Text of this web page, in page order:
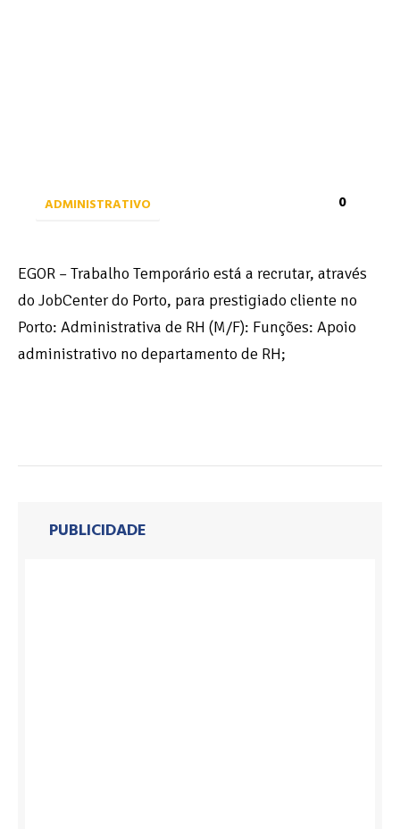
ADMINISTRATIVO 0
EGOR – Trabalho Temporário está a recrutar, através
do JobCenter do Porto, para prestigiado cliente no
Porto: Administrativa de RH (M/F): Funções: Apoio
administrativo no departamento de RH;
PUBLICIDADE